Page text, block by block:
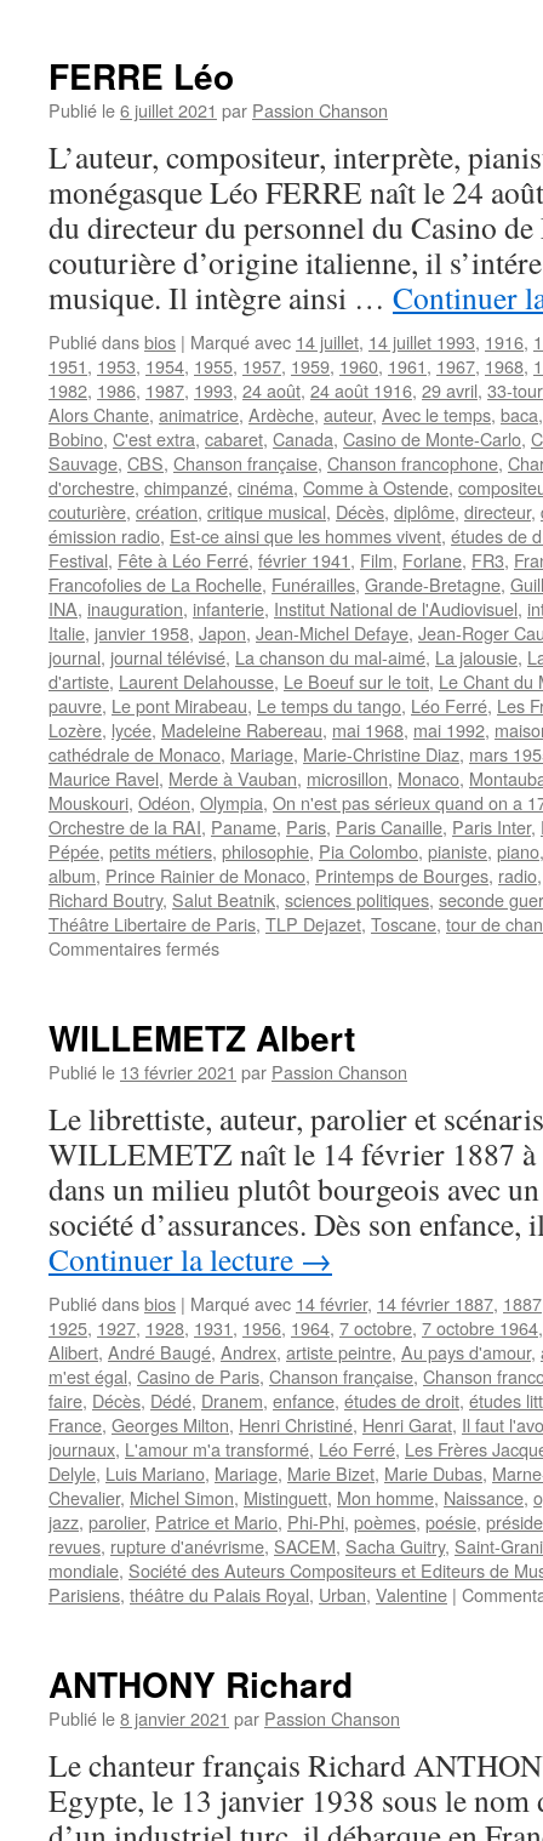
FERRE Léo
Publié le6 juillet 2021 par Passion Chanson
L’auteur, compositeur, interprète,
monégasque Léo FERRE naît le 24
du directeur du personnel du Casino
couturière d’origine italienne, il
musique. Il intègre ainsi … Continuer
Publié dansbios | Marqué avec 14 juillet, 14 juillet 1993, 1916,
1951, 1953, 1954, 1955, 1957, 1959, 1960, 1961, 1967, 1968,
1982, 1986, 1987, 1993, 24 août, 24 août 1916, 29 avril, 33-
Alors Chante, animatrice, Ardèche, auteur, Avec le temps, baca
Bobino, C'est extra, cabaret, Canada, Casino de Monte-Carlo,
Sauvage, CBS, Chanson française, Chanson francophone,
d'orchestre, chimpanzé, cinéma, Comme à Ostende,
couturière, création, critique musical, Décès, diplôme, directeur,
émission radio, Est-ce ainsi que les hommes vivent, études de
Festival, Fête à Léo Ferré, février 1941, Film, Forlane, FR3,
Francofolies de La Rochelle, Funérailles, Grande-Bretagne,
INA, inauguration, infanterie, Institut National de l'Audiovisuel,
Italie, janvier 1958, Japon, Jean-Michel Defaye, Jean-Roger
journal, journal télévisé, La chanson du mal-aimé, La jalousie,
d'artiste, Laurent Delahousse, Le Boeuf sur le toit, Le Chant du
pauvre, Le pont Mirabeau, Le temps du tango, Léo Ferré, Les
Lozère, lycée, Madeleine Rabereau, mai 1968, mai 1992,
cathédrale de Monaco, Mariage, Marie-Christine Diaz, mars
Maurice Ravel, Merde à Vauban, microsillon, Monaco,
Mouskouri, Odéon, Olympia, On n'est pas sérieux quand on a
Orchestre de la RAI, Paname, Paris, Paris Canaille, Paris Inter,
Pépée, petits métiers, philosophie, Pia Colombo, pianiste, piano
album, Prince Rainier de Monaco, Printemps de Bourges, radio
Richard Boutry, Salut Beatnik, sciences politiques, seconde
Théâtre Libertaire de Paris, TLP Dejazet, Toscane, tour de
Commentaires ferméssur
WILLEMETZ Albert
Publié le 13 février 2021 par Passion Chanson
Le librettiste, auteur, parolier et
WILLEMETZ naît le 14 février 1887
dans un milieu plutôt bourgeois avec
société d’assurances. Dès son
Continuer la lecture →
Publié dansbios | Marqué avec 14 février, 14 février 1887, 1887
1925, 1927, 1928, 1931, 1956, 1964, 7 octobre, 7 octobre 1964
Alibert, André Baugé, Andrex, artiste peintre, Au pays d'amour,
m'est égal, Casino de Paris, Chanson française, Chanson
faire, Décès, Dédé, Dranem, enfance, études de droit, études
France, Georges Milton, Henri Christiné, Henri Garat, Il faut
journaux, L'amour m'a transformé, Léo Ferré, Les Frères
Delyle, Luis Mariano, Mariage, Marie Bizet, Marie Dubas,
Chevalier, Michel Simon, Mistinguett, Mon homme, Naissance,
jazz, parolier, Patrice et Mario, Phi-Phi, poèmes, poésie,
revues, rupture d'anévrisme, SACEM, Sacha Guitry, Saint-
mondiale, Société des Auteurs Compositeurs et Editeurs de
Parisiens, théâtre du Palais Royal, Urban, Valentine |
ANTHONY Richard
Publié le8 janvier 2021 par Passion Chanson
Le chanteur français Richard
Egypte, le 13 janvier 1938 sous le